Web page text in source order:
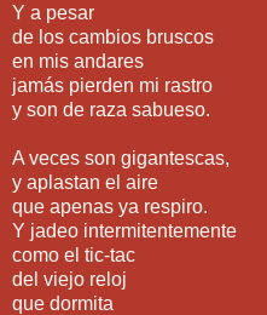
Y a pesar
de los cambios bruscos
en mis andares
jamás pierden mi rastro
y son de raza sabueso.
A veces son gigantescas,
y aplastan el aire
que apenas ya respiro.
Y jadeo intermitentemente
como el tic-tac
del viejo reloj
que dormita